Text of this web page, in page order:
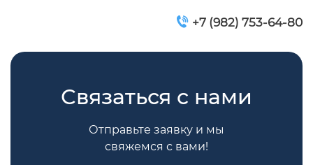
+7 (982) 753-64-80
Связаться с нами
Отправьте заявку и мы
свяжемся с вами!